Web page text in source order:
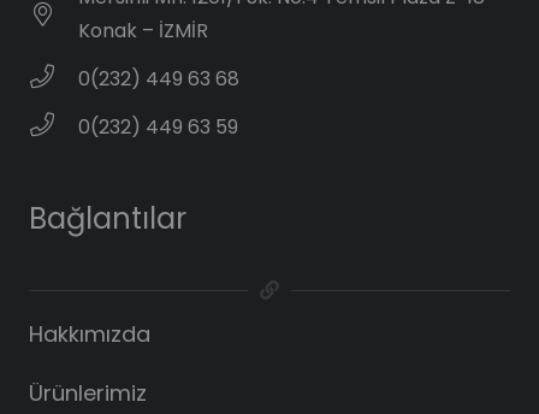
Konak – İZMİR
0(232) 449 63 68
0(232) 449 63 59
Bağlantılar
Hakkımızda
Ürünlerimiz